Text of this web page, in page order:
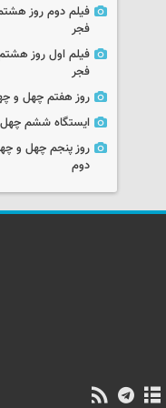
فیلم دوم روز
فجر
فیلم اول روز
فجر
روز هفتم چهل و
ایستگاه ششم چهل
روز پنجم چهل و
دوم